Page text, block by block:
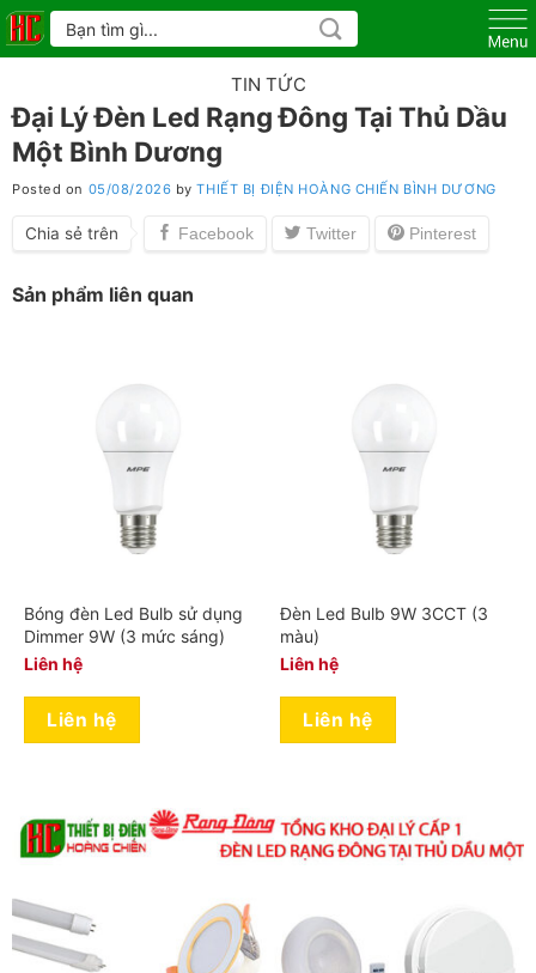
Skip
to
Tìm
kiếm:
TIN TỨC
Đại Lý Đèn Led Rạng Đông Tại Thủ Dầu
Một Bình Dương
Posted on 05/08/2026 byTHIẾT BỊ ĐIỆN HOÀNG CHIẾN BÌNH DƯƠNG
Chia sẻ trên
Sản phẩm liên quan
Bóng đèn Led Bulb sử dụng
Dimmer 9W (3 mức sáng)
Liên hệ
Liên hệ
Đèn Led Bulb 9W 3CCT (3
màu)
Liên hệ
Liên hệ